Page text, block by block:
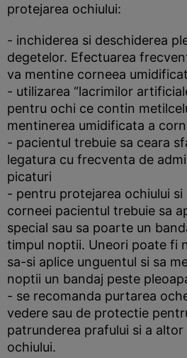
protejarea ochiului:
- inchiderea si deschiderea
degetelor. Efectuarea
va mentine corneea
- utilizarea “lacrimilor
pentru ochi ce contin
mentinerea umidificata a
- pacientul trebuie sa ceara
legatura cu frecventa de
picaturi
- pentru protejarea ochiului si
corneei pacientul trebuie sa
special sau sa poarte un
timpul noptii. Uneori poate fi
sa-si aplice unguentul si sa
noptii un bandaj peste
- se recomanda purtarea
vedere sau de protectie
patrunderea prafului si a
ochiului.